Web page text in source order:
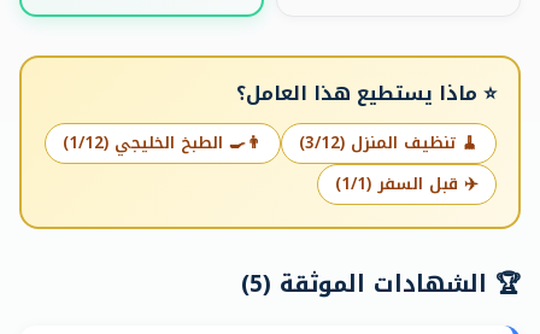
⭐ماذا يستطيع هذا العامل؟
🧹 تنظيف المنزل (3/12)
👨‍🍳 الطبخ الخليجي (1/12)
✈️ قبل السفر (1/1)
🏆 الشهادات الموثقة (
5
)